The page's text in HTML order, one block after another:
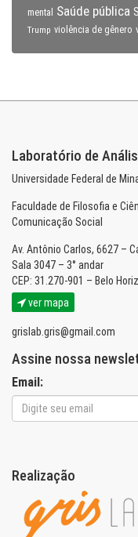
mental
Saúde pública
Trump violência de gênero
Laboratório de
Universidade Federal de
Faculdade de Filosofia e
Comunicação Social
Av. Antônio Carlos, 6627 –
Sala 3047 – 3° andar
CEP: 31.270-901 – Belo
ver mapa
grislab.gris@gmail.com
Assine nossa
Email:
Realização